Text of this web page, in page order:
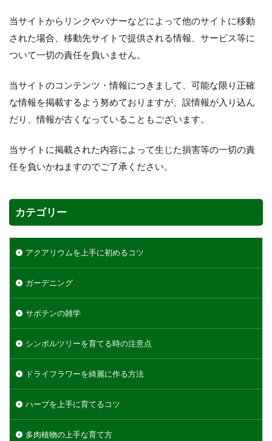
当サイトからリンクやバナーなどによって他のサイトに移動
された場合、移動先サイトで提供される情報、サービス等に
ついて一切の責任を負いません。
当サイトのコンテンツ・情報につきまして、可能な限り正確
な情報を掲載するよう努めておりますが、誤情報が入り込ん
だり、情報が古くなっていることもございます。
当サイトに掲載された内容によって生じた損害等の一切の責
任を負いかねますのでご了承ください。
カテゴリー
アクアリウムを上手に初めるコツ
ガーデニング
サボテンの雑学
シンボルツリーを育てる時の注意点
ドライフラワーを綺麗に作る方法
ハーブを上手に育てるコツ
多肉植物の上手な育て方